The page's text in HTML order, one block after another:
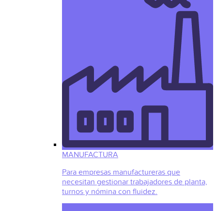
MANUFACTURA
Para empresas manufactureras que
necesitan gestionar trabajadores de planta,
turnos y nómina con fluidez.